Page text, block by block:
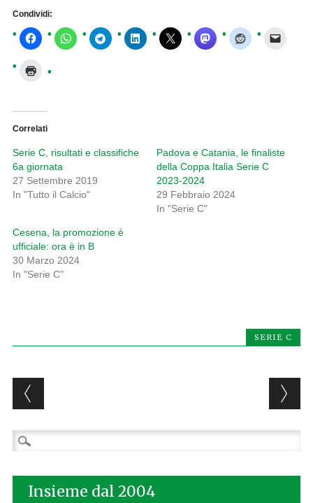
Condividi:
Correlati
Serie C, risultati e classifiche
6a giornata
27 Settembre 2019
In "Tutto il Calcio"
Padova e Catania, le finaliste
della Coppa Italia Serie C
2023-2024
29 Febbraio 2024
In "Serie C"
Cesena, la promozione è
ufficiale: ora è in B
30 Marzo 2024
In "Serie C"
SERIE C
Post navigation
Ricerca
per:
Insieme dal 2004